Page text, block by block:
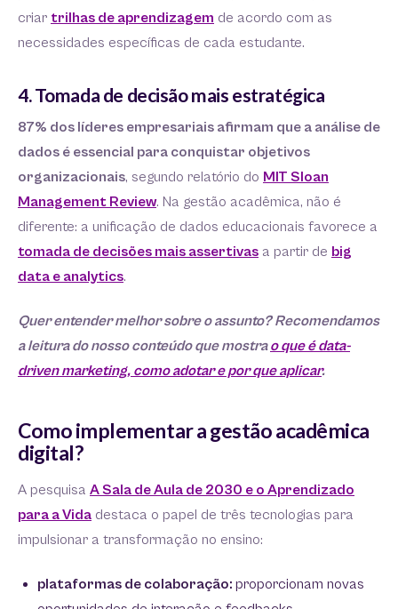
criar trilhas de aprendizagem de acordo com as
necessidades específicas de cada estudante.
4. Tomada de decisão mais estratégica
87% dos líderes empresariais afirmam que a análise de
dados é essencial para conquistar objetivos
organizacionais, segundo relatório do MIT Sloan
Management Review. Na gestão acadêmica, não é
diferente: a unificação de dados educacionais favorece a
tomada de decisões mais assertivas a partir de big
data e analytics.
Quer entender melhor sobre o assunto? Recomendamos
a leitura do nosso conteúdo que mostrao que é data-
driven marketing, como adotar e por que aplicar.
Como implementar a gestão acadêmica
digital?
A pesquisa A Sala de Aula de 2030 e o Aprendizado
para a Vida destaca o papel de três tecnologias para
impulsionar a transformação no ensino:
plataformas de colaboração: proporcionam novas